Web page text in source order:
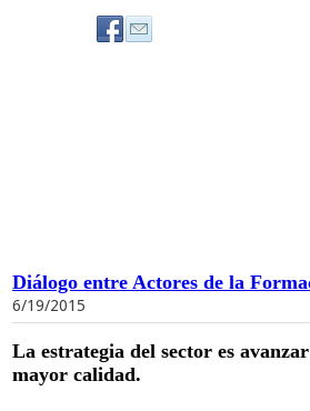
Diálogo entre Actores de la
6/19/2015
La estrategia del sector es
mayor calidad.